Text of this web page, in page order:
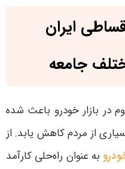
ایران
جامعه
در بازار خودرو باعث شده
از مردم کاهش یابد. از
به عنوان راه‌حلی کارآمد